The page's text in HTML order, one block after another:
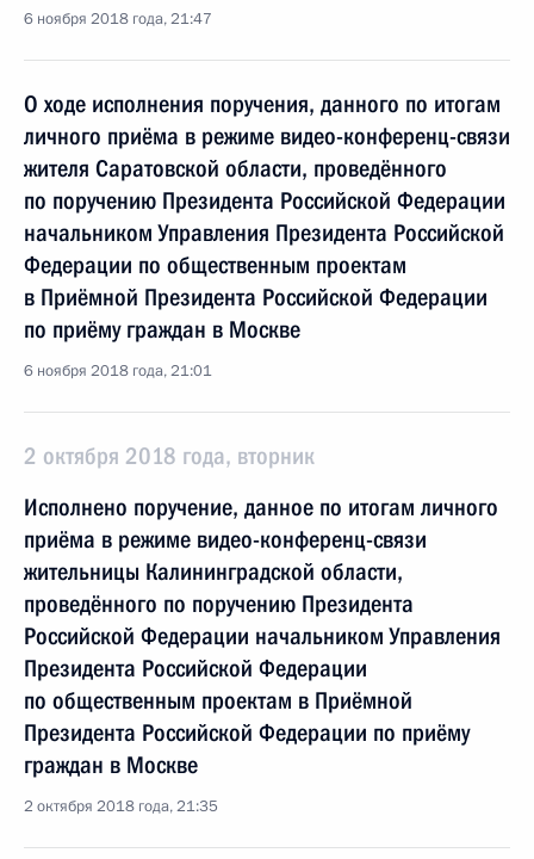
6 ноября 2018 года, 21:47
О ходе исполнения поручения, данного по итогам
личного приёма в режиме видео-конференц-связи
жителя Саратовской области, проведённого
по поручению Президента Российской Федерации
начальником Управления Президента Российской
Федерации по общественным проектам
в Приёмной Президента Российской Федерации
по приёму граждан в Москве
6 ноября 2018 года, 21:01
2 октября 2018 года, вторник
Исполнено поручение, данное по итогам личного
приёма в режиме видео-конференц-связи
жительницы Калининградской области,
проведённого по поручению Президента
Российской Федерации начальником Управления
Президента Российской Федерации
по общественным проектам в Приёмной
Президента Российской Федерации по приёму
граждан в Москве
2 октября 2018 года, 21:35